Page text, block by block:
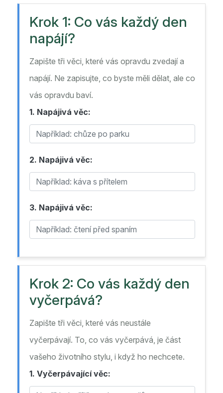
Krok 1: Co vás každý den
napájí?
Zapište tři věci, které vás opravdu zvedají a
napájí. Ne zapisujte, co byste měli dělat, ale co
vás opravdu baví.
1. Napájivá věc:
2. Napájivá věc:
3. Napájivá věc:
Krok 2: Co vás každý den
vyčerpává?
Zapište tři věci, které vás neustále
vyčerpávají. To, co vás vyčerpává, je část
vašeho životního stylu, i když ho nechcete.
1. Vyčerpávající věc: